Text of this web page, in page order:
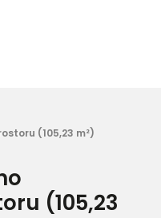
(105,23 m²)
(105,23